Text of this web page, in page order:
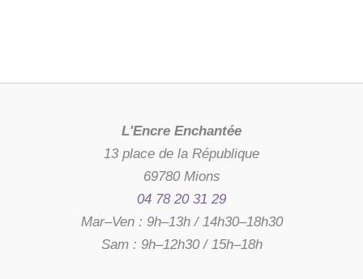
L'Encre Enchantée
13 place de la République
69780 Mions
04 78 20 31 29
Mar–Ven : 9h–13h / 14h30–18h30
Sam : 9h–12h30 / 15h–18h